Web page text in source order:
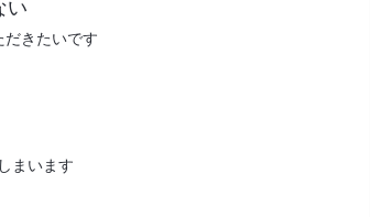
い
だきたいです
まいます